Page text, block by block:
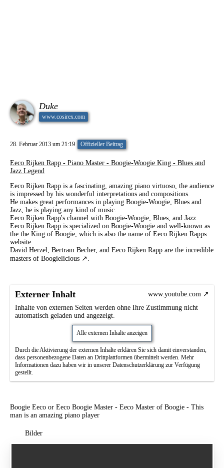
Duke
www.cosirex.com
28. Februar 2013 um 21:19 Offizieller Beitrag
Eeco Rijken Rapp - Piano Master - Boogie-Woogie King - Blues and
Jazz Legend
Eeco Rijken Rapp is a fascinating, amazing piano virtuoso, the audience
is impressed by his wonderful interpretations and compositions.
He makes great performances in playing Boogie-Woogie, Blues and
Jazz, he is playing any kind of music.
Eeco Rijken Rapp's channel with Boogie-Woogie, Blues, and Jazz.
Eeco Rijken Rapp is specialized on Boogie-Woogie and well-known as
the the King of Boogie, which is also the name of Eeco Rijken Rapps
website.
David Herzel, Bertram Becher, and Eeco Rijken Rapp are the incredible
masters of Boogielicious
.
Externer Inhalt
www.youtube.com
Inhalte von externen Seiten werden ohne Ihre Zustimmung nicht
automatisch geladen und angezeigt.
Alle externen Inhalte anzeigen
Durch die Aktivierung der externen Inhalte erklären Sie sich damit einverstanden,
dass personenbezogene Daten an Drittplattformen übermittelt werden. Mehr
Informationen dazu haben wir in unserer Datenschutzerklärung zur Verfügung
gestellt.
Boogie Eeco or Eeco Boogie Master - Eeco Master of Boogie - This
man is an amazing piano player
Bilder